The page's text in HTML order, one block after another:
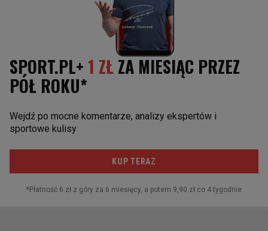
taką osobą"
Wczytywanie kolejnego artykułu...